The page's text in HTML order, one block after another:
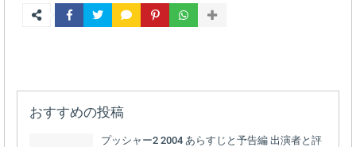
おすすめの投稿
プッシャー2 2004 あらすじと予告編 出演者と評